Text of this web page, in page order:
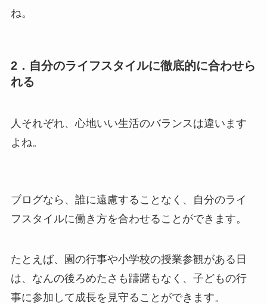
ね。
2．自分のライフスタイルに徹底的に合わせら
れる
人それぞれ、心地いい生活のバランスは違います
よね。
ブログなら、誰に遠慮することなく、自分のライ
フスタイルに働き方を合わせることができます。
たとえば、園の行事や小学校の授業参観がある日
は、なんの後ろめたさも躊躇もなく、子どもの行
事に参加して成長を見守ることができます。